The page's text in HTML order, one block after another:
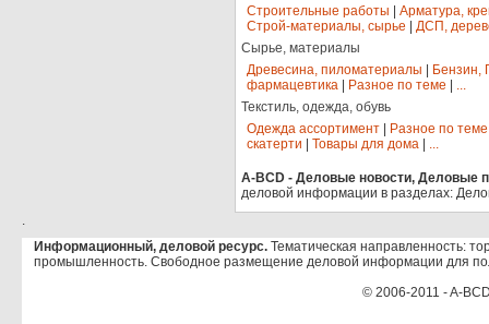
Строительные работы
Арматура,
Строй-материалы, сырье
ДСП,
Сырье, материалы
Древесина, пиломатериалы
Бензин,
фармацевтика
Разное по теме
...
Текстиль, одежда, обувь
Одежда ассортимент
Разное по теме
скатерти
Товары для дома ...
A-BCD - Деловые новости, Деловые
деловой информации в разделах:
.
Информационный, деловой ресурс. Тематическая направленность:
промышленность. Свободное размещение деловой информации для
© 2006-2011 - A-